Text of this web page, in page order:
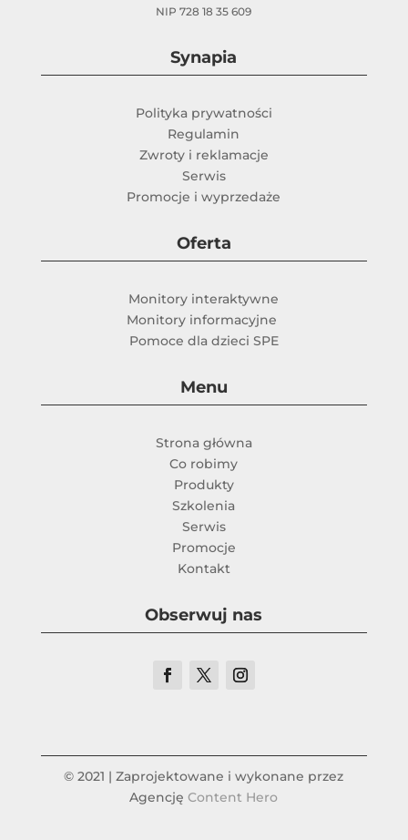
NIP 728 18 35 609
Synapia
Polityka prywatności
Regulamin
Zwroty i reklamacje
Serwis
Promocje i wyprzedaże
Oferta
Monitory interaktywne
Monitory informacyjne
Pomoce dla dzieci SPE
Menu
Strona główna
Co robimy
Produkty
Szkolenia
Serwis
Promocje
Kontakt
Obserwuj nas
© 2021 | Zaprojektowane i wykonane przez
AgencjęContent Hero